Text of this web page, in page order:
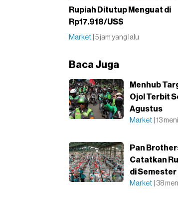
Rupiah Ditutup Menguat di
Rp17.918/US$
Market | 5 jam yang lalu
Baca Juga
Menhub
Ojol Terbit
Agustus
Market | 13
Pan
Catatkan
di Semester
Market | 38